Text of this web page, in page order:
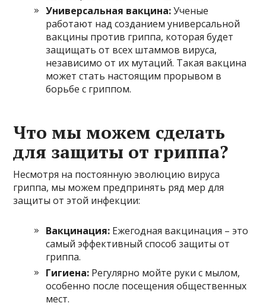
Универсальная вакцина:Ученые
работают над созданием универсальной
вакцины против гриппа, которая будет
защищать от всех штаммов вируса,
независимо от их мутаций. Такая вакцина
может стать настоящим прорывом в
борьбе с гриппом.
Что мы можем сделать
для защиты от гриппа?
Несмотря на постоянную эволюцию вируса
гриппа, мы можем предпринять ряд мер для
защиты от этой инфекции:
Вакцинация: Ежегодная вакцинация – это
самый эффективный способ защиты от
гриппа.
Гигиена: Регулярно мойте руки с мылом,
особенно после посещения общественных
мест.